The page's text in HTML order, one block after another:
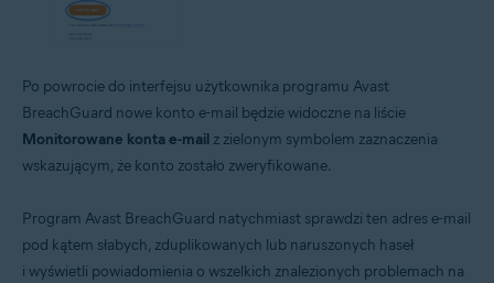
Po powrocie do interfejsu użytkownika programu Avast
BreachGuard nowe konto e-mail będzie widoczne na liście
Monitorowane konta e-mail z zielonym symbolem zaznaczenia
wskazującym, że konto zostało zweryfikowane.
Program Avast BreachGuard natychmiast sprawdzi ten adres e-mail
pod kątem słabych, zduplikowanych lub naruszonych haseł
i wyświetli powiadomienia o wszelkich znalezionych problemach na